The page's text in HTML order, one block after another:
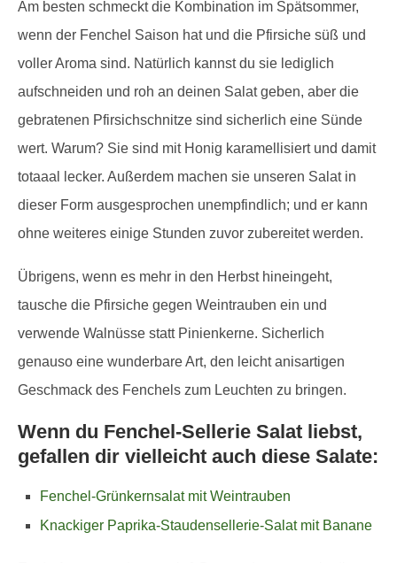
Am besten schmeckt die Kombination im Spätsommer,
wenn der Fenchel Saison hat und die Pfirsiche süß und
voller Aroma sind. Natürlich kannst du sie lediglich
aufschneiden und roh an deinen Salat geben, aber die
gebratenen Pfirsichschnitze sind sicherlich eine Sünde
wert. Warum? Sie sind mit Honig karamellisiert und damit
totaaal lecker. Außerdem machen sie unseren Salat in
dieser Form ausgesprochen unempfindlich; und er kann
ohne weiteres einige Stunden zuvor zubereitet werden.
Übrigens, wenn es mehr in den Herbst hineingeht,
tausche die Pfirsiche gegen Weintrauben ein und
verwende Walnüsse statt Pinienkerne. Sicherlich
genauso eine wunderbare Art, den leicht anisartigen
Geschmack des Fenchels zum Leuchten zu bringen.
Wenn du Fenchel-Sellerie Salat liebst,
gefallen dir vielleicht auch diese Salate:
Fenchel-Grünkernsalat mit Weintrauben
Knackiger Paprika-Staudensellerie-Salat mit Banane